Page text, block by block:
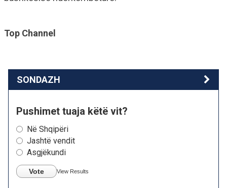
Top Channel
SONDAZH
Pushimet tuaja këtë vit?
Në Shqipëri
Jashtë vendit
Asgjëkundi
Vote View Results